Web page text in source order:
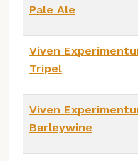
Pale Ale
Viven
Tripel
Viven
Barleywine